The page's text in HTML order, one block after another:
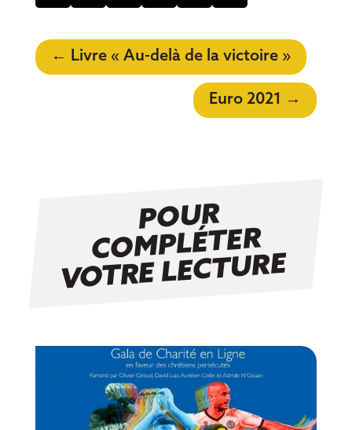
← Livre « Au-delà de la victoire »
Euro 2021 →
P
OUR
C
O
MPLÉTER
VOTRE LECTURE